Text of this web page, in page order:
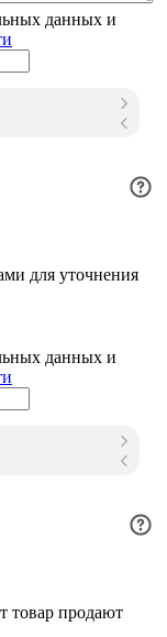
данных и
для уточнения
данных и
товар продают